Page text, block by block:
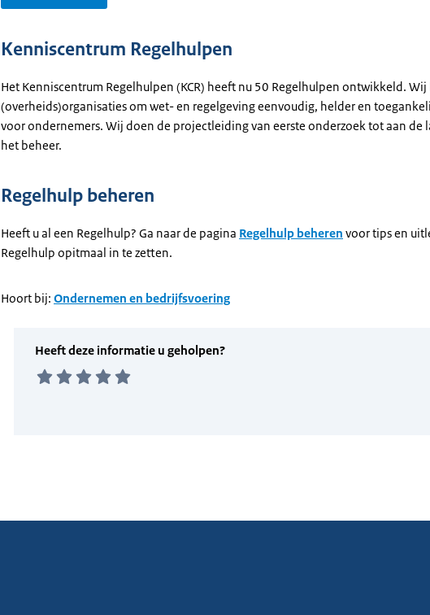
Kenniscentrum Regelhulpen
Het Kenniscentrum Regelhulpen (KCR) heeft nu 50 Regelhulpen ontwikkeld.
(overheids)organisaties om wet- en regelgeving eenvoudig, helder en
voor ondernemers. Wij doen de projectleiding van eerste onderzoek tot aan de
het beheer.
Regelhulp beheren
Heeft u al een Regelhulp? Ga naar de pagina Regelhulp beheren voor tips en
Regelhulp opitmaal in te zetten.
Hoort bij: Ondernemen en bedrijfsvoering